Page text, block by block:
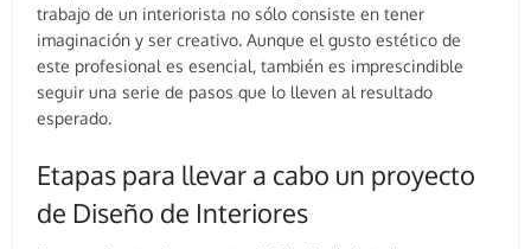
trabajo de un interiorista no sólo consiste en tener
imaginación y ser creativo. Aunque el gusto estético de
este profesional es esencial, también es imprescindible
seguir una serie de pasos que lo lleven al resultado
esperado.
Etapas para llevar a cabo un proyecto
de Diseño de Interiores